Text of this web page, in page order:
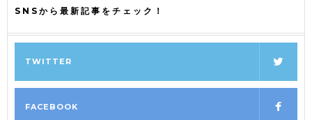
SNSから最新記事をチェック！
TWITTER
FACEBOOK